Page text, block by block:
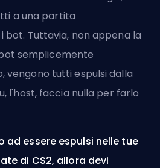
a una partita
bot. Tuttavia, non appena la
semplicemente
vengono tutti espulsi dalla
l'host, faccia nulla per farlo
ad essere espulsi nelle tue
di CS2, allora devi